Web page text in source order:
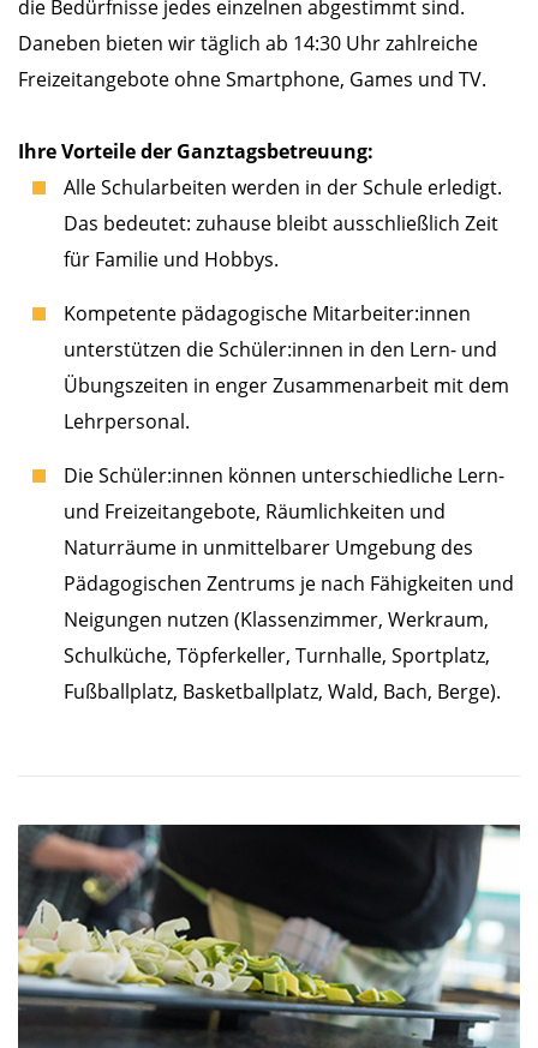
die Bedürfnisse jedes einzelnen abgestimmt sind.
Daneben bieten wir täglich ab 14:30 Uhr zahlreiche
Freizeitangebote ohne Smartphone, Games und TV.
Ihre Vorteile der Ganztagsbetreuung:
Alle Schularbeiten werden in der Schule erledigt.
Das bedeutet: zuhause bleibt ausschließlich Zeit
für Familie und Hobbys.
Kompetente pädagogische Mitarbeiter:innen
unterstützen die Schüler:innen in den Lern- und
Übungszeiten in enger Zusammenarbeit mit dem
Lehrpersonal.
Die Schüler:innen können unterschiedliche Lern-
und Freizeitangebote, Räumlichkeiten und
Naturräume in unmittelbarer Umgebung des
Pädagogischen Zentrums je nach Fähigkeiten und
Neigungen nutzen (Klassenzimmer, Werkraum,
Schulküche, Töpferkeller, Turnhalle, Sportplatz,
Fußballplatz, Basketballplatz, Wald, Bach, Berge).